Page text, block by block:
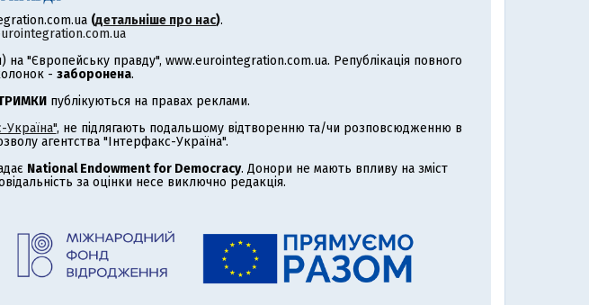
(детальніше про нас).
"Європейську правду", www.eurointegration.com.ua. Републікація повного
- заборонена.
публікуються на правах реклами.
Україна", не підлягають подальшому відтворенню та/чи розповсюдженню в
агентства "Інтерфакс-Україна".
National Endowment for Democracy. Донори не мають впливу на зміст
за оцінки несе виключно редакція.